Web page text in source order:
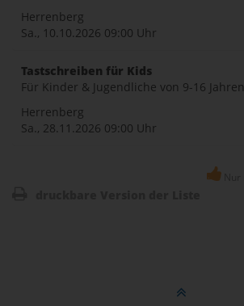
Herrenberg
Sa., 10.10.2026 09:00 Uhr
Tastschreiben für Kids
Für Kinder & Jugendliche von 9-16 Jahren
Herrenberg
Sa., 28.11.2026 09:00 Uhr